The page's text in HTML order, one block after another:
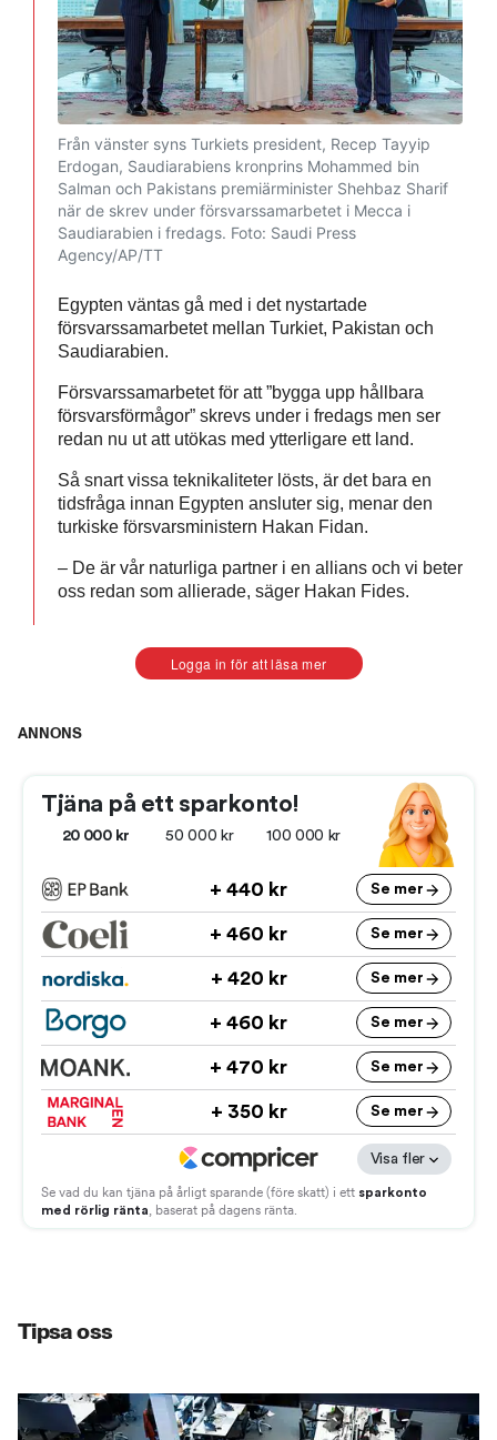
Från vänster syns Turkiets president, Recep Tayyip
Erdogan, Saudiarabiens kronprins Mohammed bin
Salman och Pakistans premiärminister Shehbaz Sharif
när de skrev under försvarssamarbetet i Mecca i
Saudiarabien i fredags. Foto: Saudi Press
Agency/AP/TT
Egypten väntas gå med i det nystartade
försvarssamarbetet mellan Turkiet, Pakistan och
Saudiarabien.
Försvarssamarbetet för att ”bygga upp hållbara
försvarsförmågor” skrevs under i fredags men ser
redan nu ut att utökas med ytterligare ett land.
Så snart vissa teknikaliteter lösts, är det bara en
tidsfråga innan Egypten ansluter sig, menar den
turkiske försvarsministern Hakan Fidan.
– De är vår naturliga partner i en allians och vi beter
oss redan som allierade, säger Hakan Fides.
Logga in för att läsa mer
ANNONS
Tipsa oss